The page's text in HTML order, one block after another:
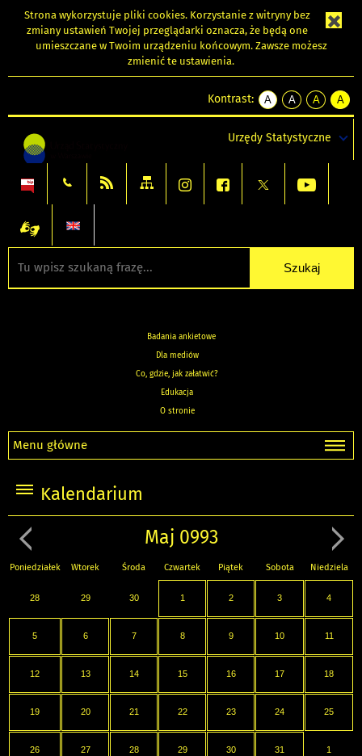
Strona wykorzystuje pliki cookies. Korzystanie z witryny bez
zmiany ustawień Twojej przeglądarki oznacza, że będą one
umieszczane w Twoim urządzeniu końcowym. Zawsze możesz
zmienić te ustawienia.
Kontrast:
A
kontrast
A
kontrast
tekst
czarnym
A
kontrast
tekst
czarnym
A
tekst
żółtym
Urzędy Statystyczne
Badania ankietowe
Dla mediów
Co, gdzie, jak załatwić?
Edukacja
O stronie
Menu główne
Kalendarium
Maj 0993
Poniedziałek Wtorek Środa Czwartek Piątek Sobota Niedziela
28 29 30 1 2 3 4
5 6 7 8 9 10 11
12 13 14 15 16 17 18
19 20 21 22 23 24 25
26 27 28 29 30 31 1